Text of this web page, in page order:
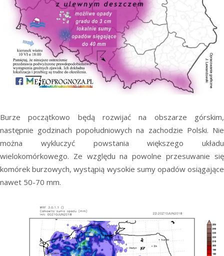
Burze początkowo będą rozwijać na obszarze górskim,
następnie godzinach popołudniowych na zachodzie Polski. Nie
można wykluczyć powstania większego układu
wielokomórkowego. Ze względu na powolne przesuwanie się
komórek burzowych, wystąpią wysokie sumy opadów osiągające
nawet 50-70 mm.